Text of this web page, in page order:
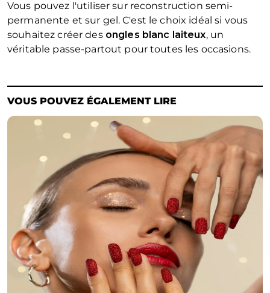
Vous pouvez l'utiliser sur reconstruction semi-
permanente et sur gel. C'est le choix idéal si vous
souhaitez créer des ongles blanc laiteux, un
véritable passe-partout pour toutes les occasions.
VOUS POUVEZ ÉGALEMENT LIRE